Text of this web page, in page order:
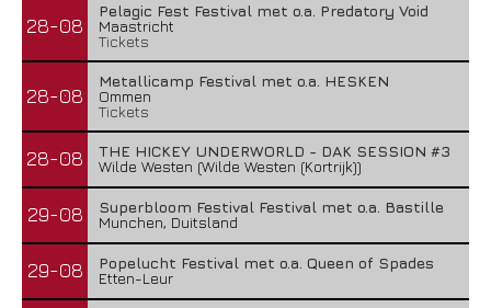
28-08
Pelagic Fest Festival met o.a. Predatory Void
Maastricht
Tickets
28-08
Metallicamp Festival met o.a. HESKEN
Ommen
Tickets
28-08
THE HICKEY UNDERWORLD - DAK SESSION #3
Wilde Westen (Wilde Westen (Kortrijk))
29-08
Superbloom Festival Festival met o.a. Bastille
Munchen, Duitsland
29-08
Popelucht Festival met o.a. Queen of Spades
Etten-Leur